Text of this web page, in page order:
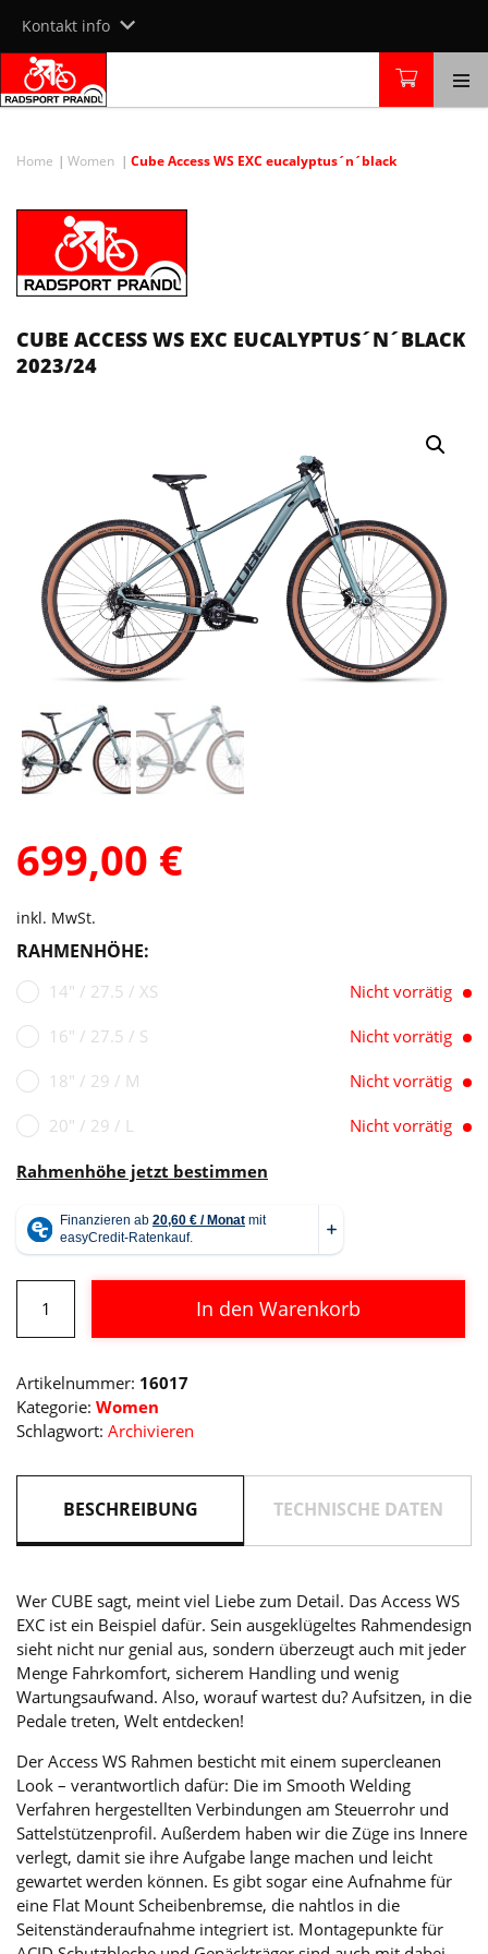
content
Kontakt info
Home Women Cube Access WS EXC eucalyptus´n´black
CUBE ACCESS WS EXC EUCALYPTUS´N´BLACK
2023/24
699,00 €
inkl. MwSt.
RAHMENHÖHE:
14" / 27.5 / XS Nicht vorrätig
16" / 27.5 / S Nicht vorrätig
18" / 29 / M Nicht vorrätig
20" / 29 / L Nicht vorrätig
Rahmenhöhe jetzt bestimmen
Access
WS
eucalyptus
´n
´black
In den Warenkorb
Artikelnummer: 16017
Kategorie: Women
Schlagwort: Archivieren
BESCHREIBUNG TECHNISCHE DATEN
Wer CUBE sagt, meint viel Liebe zum Detail. Das Access WS
EXC ist ein Beispiel dafür. Sein ausgeklügeltes Rahmendesign
sieht nicht nur genial aus, sondern überzeugt auch mit jeder
Menge Fahrkomfort, sicherem Handling und wenig
Wartungsaufwand. Also, worauf wartest du? Aufsitzen, in die
Pedale treten, Welt entdecken!
Der Access WS Rahmen besticht mit einem supercleanen
Look – verantwortlich dafür: Die im Smooth Welding
Verfahren hergestellten Verbindungen am Steuerrohr und
Sattelstützenprofil. Außerdem haben wir die Züge ins Innere
verlegt, damit sie ihre Aufgabe lange machen und leicht
gewartet werden können. Es gibt sogar eine Aufnahme für
eine Flat Mount Scheibenbremse, die nahtlos in die
Seitenständeraufnahme integriert ist. Montagepunkte für